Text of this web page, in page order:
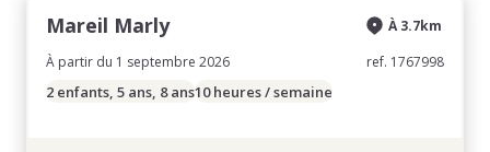
Mareil Marly
À partir du 1 septembre 2026
À 3.7km
ref. 1767998
2 enfants, 5 ans, 8 ans10 heures / semaine